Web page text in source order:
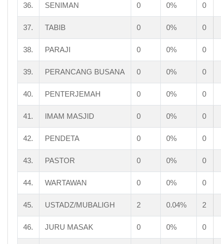
36. SENIMAN 0 0% 0
37. TABIB 0 0% 0
38. PARAJI 0 0% 0
39. PERANCANG BUSANA 0 0% 0
40. PENTERJEMAH 0 0% 0
41. IMAM MASJID 0 0% 0
42. PENDETA 0 0% 0
43. PASTOR 0 0% 0
44. WARTAWAN 0 0% 0
45. USTADZ/MUBALIGH 2 0.04% 2
46. JURU MASAK 0 0% 0